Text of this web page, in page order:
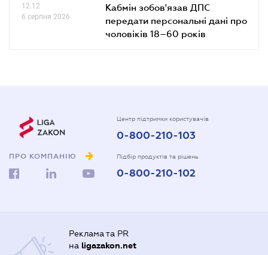
12.12
6 серпня 2026
Кабмін зобов'язав ДПС
передати персональні дані про
чоловіків 18–60 років
ПРО КОМПАНІЮ
Центр підтримки користувачів
0-800-210-103
Підбір продуктів та рішень
0-800-210-102
Реклама та PR
на ligazakon.net